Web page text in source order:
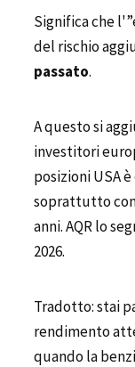
Significa che
del rischio
passato.
A questo si
investitori
posizioni USA
soprattutto
anni. AQR lo
2026.
Tradotto: stai
rendimento
quando la